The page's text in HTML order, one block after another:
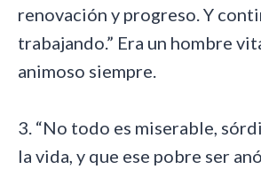
renovación y progreso. Y
trabajando.” Era un hombre
animoso siempre.
3. “No todo es miserable,
la vida, y que ese pobre ser